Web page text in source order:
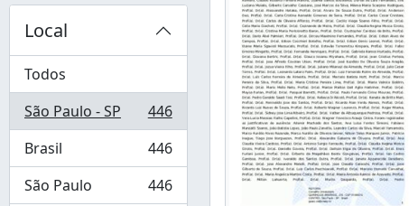
Local
Todos
São Paulo - SP
, 446 resultados
446
Brasil
, 446 resultados
446
São Paulo
, 446 resultados
446